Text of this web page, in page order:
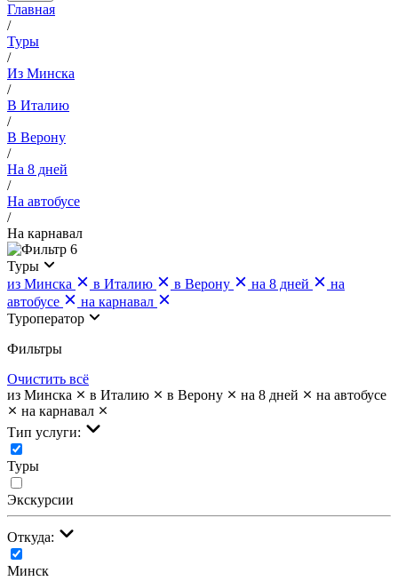
Главная
/
Туры
/
Из Минска
/
В Италию
/
В Верону
/
На 8 дней
/
На автобусе
/
На карнавал
6
Туры
из Минска
в Италию в Верону на 8 дней
на
автобусе
на карнавал
Туроператор
Фильтры
Очистить всё
из Минска
в Италию в Верону на 8 дней
на автобусе
на карнавал
Тип услуги:
Туры
Экскурсии
Откуда:
Минск